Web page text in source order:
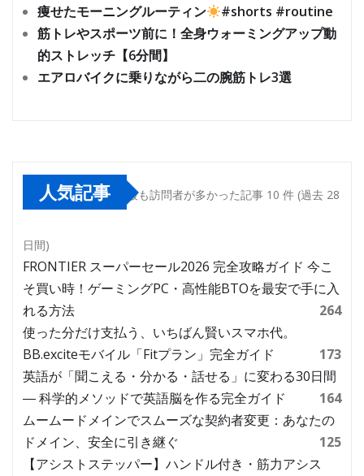
痩せたモーニングルーティン
#shorts #routine
筋トレやスポーツ前に！全身ウォーミングアップ動
的ストレッチ【6分間】
エアロバイクに乗りながら二の腕筋トレ3選
人気記事 最も訪問者が多かった記事 10 件 (過去 28
日間)
FRONTIER スーパーセール2026 完全攻略ガイド 今こ
そ買い時！ゲーミングPC・高性能BTOを最安で手に入
れる方法
264
使った分だけ支払う、いちばん賢いスマホ代。
BB.exciteモバイル「Fitプラン」完全ガイド
173
英語が「聞こえる・分かる・話せる」に変わる30日間
― 科学的メソッドで英語脳を作る完全ガイド
164
ムームードメインでスムーズな契約者変更：あなたの
ドメイン、安全に引き継ぐ
125
【アシストステッパー】ハンドル付き・筋力アシス